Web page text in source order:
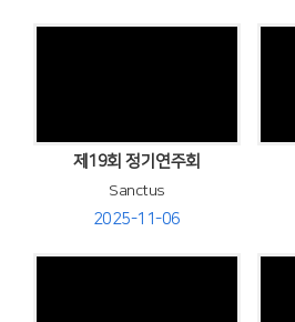
제19회 정기연주회
Sanctus
2025-11-06